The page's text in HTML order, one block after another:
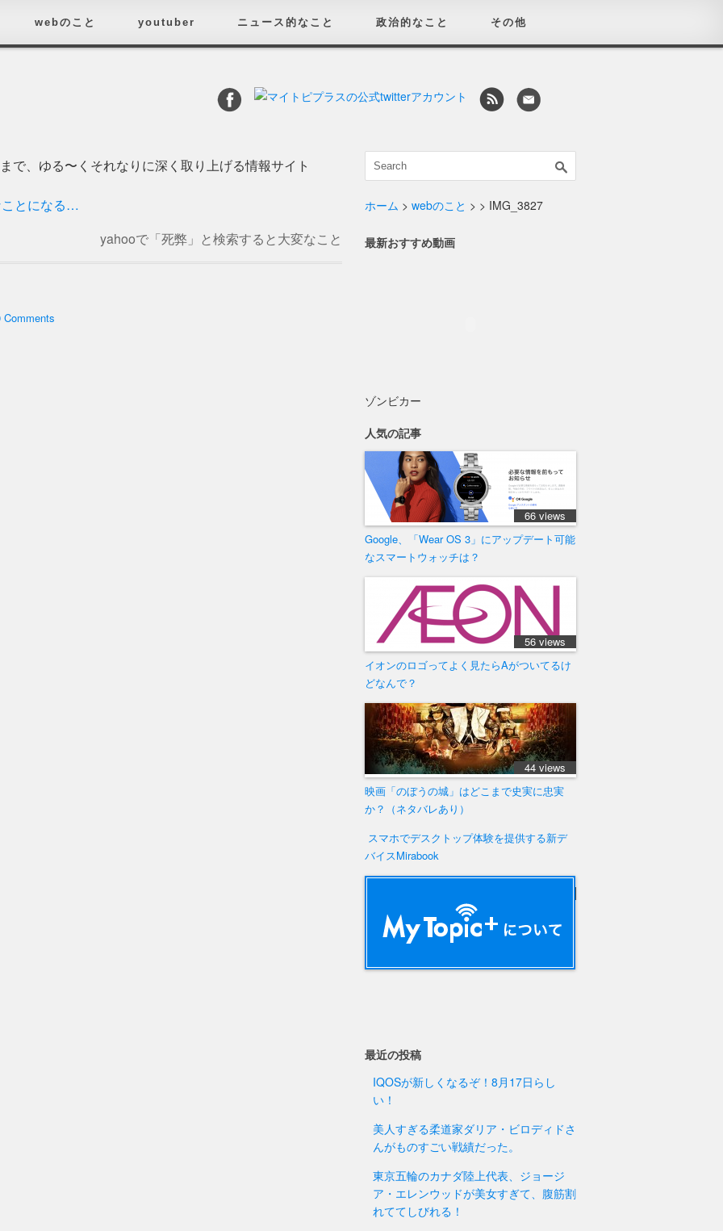
webのこと youtuber ニュース的なこと 政治的なこと その他
で、ゆる〜くそれなりに深く取り上げる情報サイト
ホーム > webのこと >
ことになる… > IMG_3827
yahooで「死弊」と検索すると大変なこと
Comments
最新おすすめ動画
ゾンビカー
人気の記事
Google、「Wear OS 3」にアップデート可能
なスマートウォッチは？
66 views
イオンのロゴってよく見たらAがついてるけ
どなんで？
56 views
映画「のぼうの城」はどこまで史実に忠実
か？（ネタバレあり）
44 views
スマホでデスクトップ体験を提供する新デ
バイスMirabook
最近の投稿
IQOSが新しくなるぞ！8月17日らし
い！
美人すぎる柔道家ダリア・ビロディドさ
んがものすごい戦績だった。
東京五輪のカナダ陸上代表、ジョージ
ア・エレンウッドが美女すぎて、腹筋割
れててしびれる！